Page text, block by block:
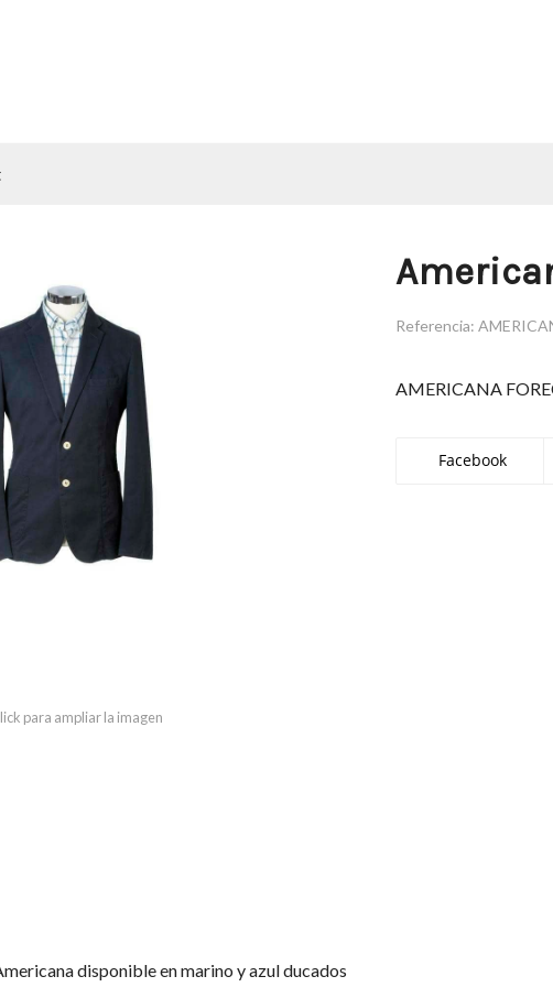
para ampliar la imagen
Referencia:
AMERICANA
Facebook
disponible en marino y azul ducados